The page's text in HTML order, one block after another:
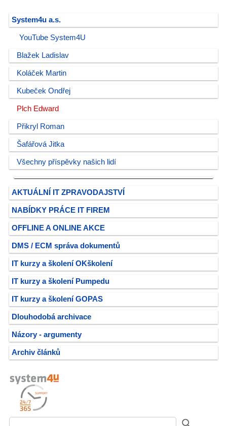
System4u a.s.
YouTube System4U
Blažek Ladislav
Koláček Martin
Kubeček Ondřej
Plch Edward
Přikryl Roman
Šafářová Jitka
Všechny příspěvky našich lidí
AKTUÁLNÍ IT ZPRAVODAJSTVÍ
NABÍDKY PRÁCE IT FIREM
OFFLINE A ONLINE AKCE
DMS / ECM správa dokumentů
IT kurzy a školení OKškolení
IT kurzy a školení Pumpedu
IT kurzy a školení GOPAS
Dlouhodobá archivace
Názory - argumenty
Archiv článků